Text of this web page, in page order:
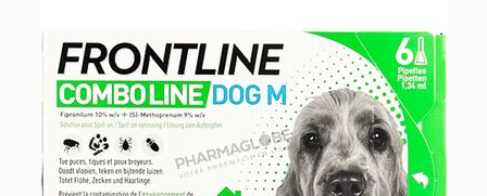
Minceur et Sport
Naturopathie
Orthopédie et contention
Prix attractifs